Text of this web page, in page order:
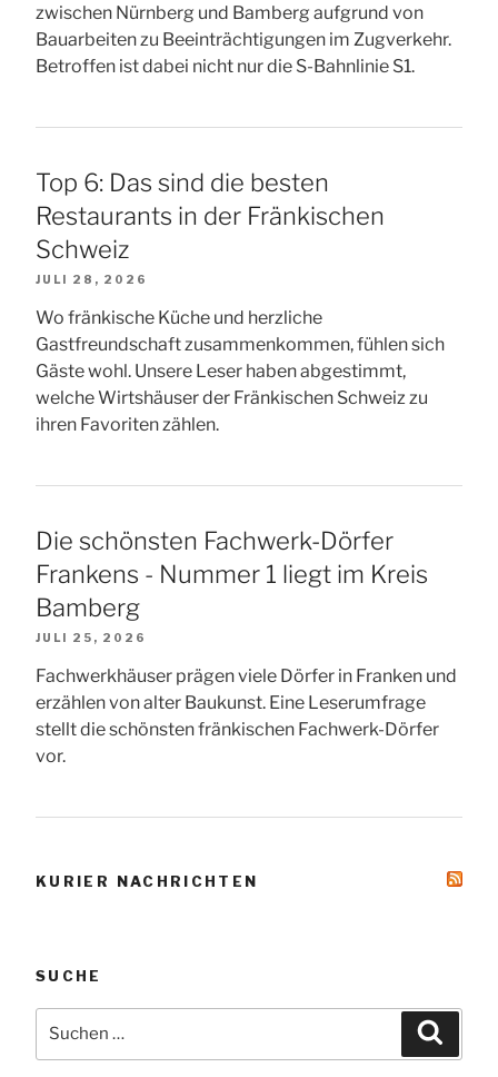
zwischen Nürnberg und Bamberg aufgrund von
Bauarbeiten zu Beeinträchtigungen im Zugverkehr.
Betroffen ist dabei nicht nur die S-Bahnlinie S1.
Top 6: Das sind die besten
Restaurants in der Fränkischen
Schweiz
JULI 28, 2026
Wo fränkische Küche und herzliche
Gastfreundschaft zusammenkommen, fühlen sich
Gäste wohl. Unsere Leser haben abgestimmt,
welche Wirtshäuser der Fränkischen Schweiz zu
ihren Favoriten zählen.
Die schönsten Fachwerk-Dörfer
Frankens - Nummer 1 liegt im Kreis
Bamberg
JULI 25, 2026
Fachwerkhäuser prägen viele Dörfer in Franken und
erzählen von alter Baukunst. Eine Leserumfrage
stellt die schönsten fränkischen Fachwerk-Dörfer
vor.
KURIER NACHRICHTEN
SUCHE
nach: